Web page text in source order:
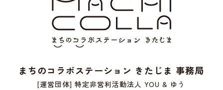
まちのコラボステーション きたじま 事務局
[運営団体] 特定非営利活動法人 YOU & ゆう